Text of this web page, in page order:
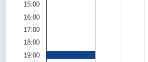
15:00
16:00
17:00
18:00
19:00